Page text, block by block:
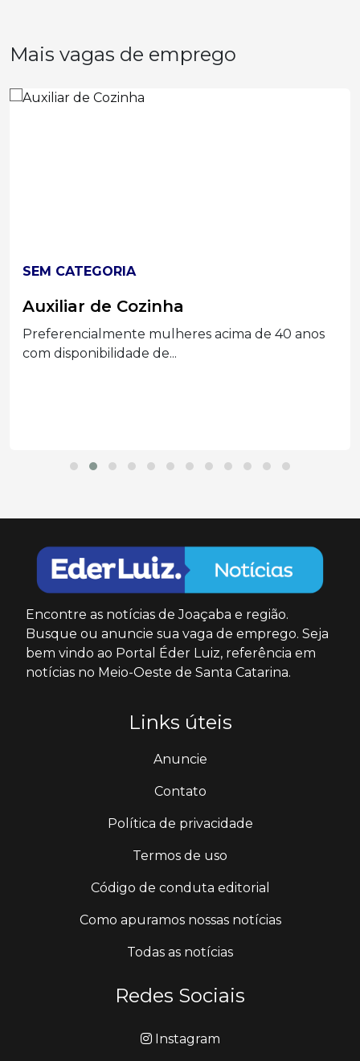
Mais vagas de emprego
SEM CATEGORIA
Auxiliar de Cozinha
Preferencialmente mulheres acima de 40 anos
com disponibilidade de...
Encontre as notícias de Joaçaba e região.
Busque ou anuncie sua vaga de emprego. Seja
bem vindo ao Portal Éder Luiz, referência em
notícias no Meio-Oeste de Santa Catarina.
Links úteis
Anuncie
Contato
Política de privacidade
Termos de uso
Código de conduta editorial
Como apuramos nossas notícias
Todas as notícias
Redes Sociais
Instagram